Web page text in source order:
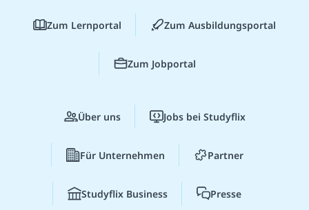
Zum Lernportal Zum Ausbildungsportal
Zum Jobportal
Über uns Jobs bei Studyflix
Für Unternehmen Partner
Studyflix Business Presse